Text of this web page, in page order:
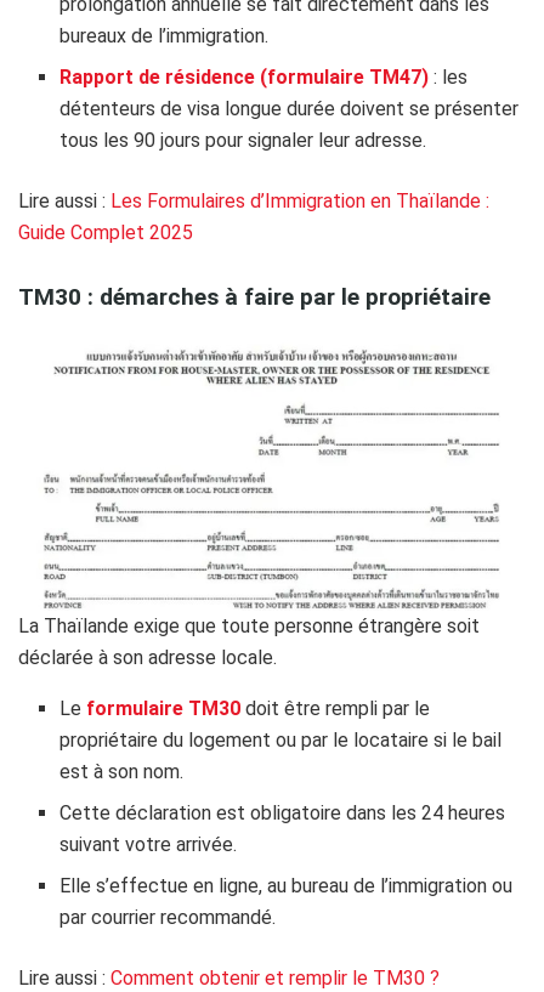
bureaux de l’immigration.
Rapport de résidence (formulaire TM47) : les
détenteurs de visa longue durée doivent se présenter
tous les 90 jours pour signaler leur adresse.
Lire aussi : Les Formulaires d’Immigration en Thaïlande :
Guide Complet 2025
TM30 : démarches à faire par le propriétaire
La Thaïlande exige que toute personne étrangère soit
déclarée à son adresse locale.
Le formulaire TM30 doit être rempli par le
propriétaire du logement ou par le locataire si le bail
est à son nom.
Cette déclaration est obligatoire dans les 24 heures
suivant votre arrivée.
Elle s’effectue en ligne, au bureau de l’immigration ou
par courrier recommandé.
Lire aussi : Comment obtenir et remplir le TM30 ?